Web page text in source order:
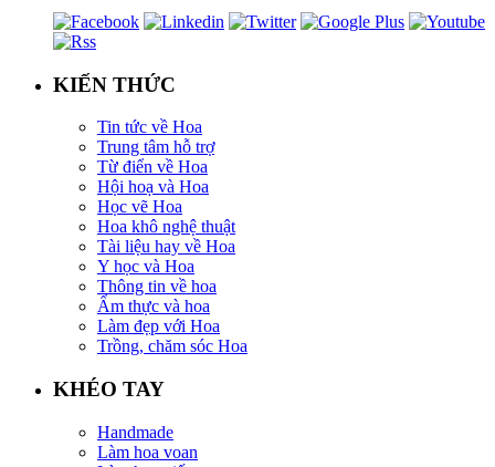
KIẾN THỨC
Tin tức về Hoa
Trung tâm hỗ trợ
Từ điển về Hoa
Hội hoạ và Hoa
Học vẽ Hoa
Hoa khô nghệ thuật
Tài liệu hay về Hoa
Y học và Hoa
Thông tin về hoa
Ẩm thực và hoa
Làm đẹp với Hoa
Trồng, chăm sóc Hoa
KHÉO TAY
Handmade
Làm hoa voan